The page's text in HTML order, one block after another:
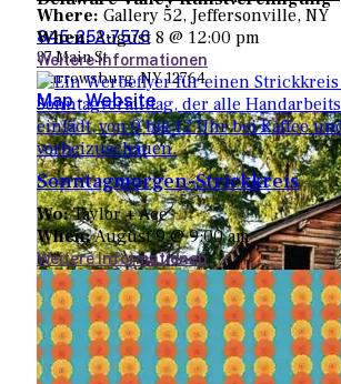
845-252-7576
37 Main St.
Narrowsburg, NY 12764
Map-Website
Where: Gallery 52, Jeffersonville, NY
When:August 8 @ 12:00 pm
Weitere Informationen
Sonntagmorgen-Strickkreis
Wo:Taylor + Ace
When:August 9 @ 9:00 am
Weitere Informationen